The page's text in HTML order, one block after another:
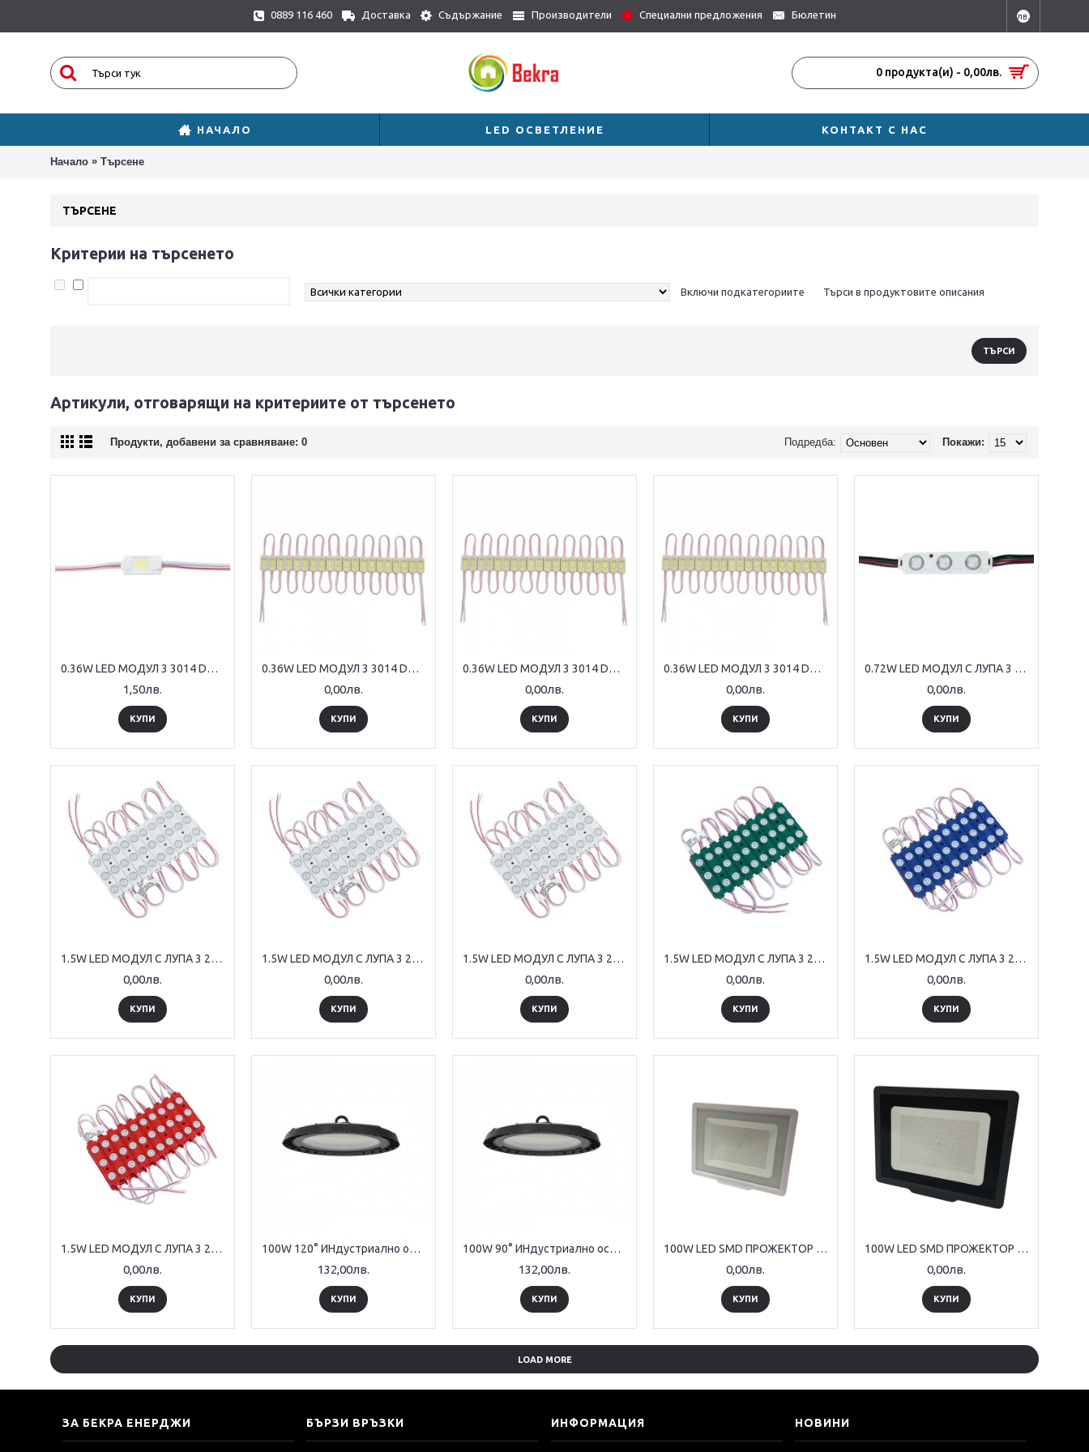
0889 116 460 Доставка Съдържание Производители Специални предложения Бюлетин лв.
0 продукта(и) - 0,00лв.
НАЧАЛО LED ОСВЕТЛЕНИЕ КОНТАКТ С НАС
Начало » Търсене
ТЪРСЕНЕ
Критерии на търсенето
Включи подкатегориите Търси в продуктовите описания
Артикули, отговарящи на критериите от търсенето
Продукти, добавени за сравняване: 0 Покажи:
Подредба:
0.36W LED МОДУЛ 3 3014 DC12V 120° 18*8*2.9mm IP65
1,50лв.
КУПИ
0.36W LED МОДУЛ 3 3014 DC12V 120° ЗЕЛЕН 18*8*2.9mm IP65
0,00лв.
КУПИ
0.36W LED МОДУЛ 3 3014 DC12V 120° СИН 18*8*2.9mm IP65
0,00лв.
КУПИ
0.36W LED МОДУЛ 3 3014 DC12V 120°ЧЕРВЕН 18*8*2.9mm IP65
0,00лв.
КУПИ
0.72W LED МОДУЛ С ЛУПА 3 5050 160° DC12V IP65 RGB 70*16*8mm
0,00лв.
КУПИ
1.5W LED МОДУЛ С ЛУПА 3 2835 160° DC12V 70*15mm IP65 10000K
0,00лв.
КУПИ
1.5W LED МОДУЛ С ЛУПА 3 2835 160° DC12V 70*15mm IP65 3000K
0,00лв.
КУПИ
1.5W LED МОДУЛ С ЛУПА 3 2835 160° DC12V 70*15mm IP65 6500K
0,00лв.
КУПИ
1.5W LED МОДУЛ С ЛУПА 3 2835 160° ЗЕЛЕН DC12V 70*15mm IP65
0,00лв.
КУПИ
1.5W LED МОДУЛ С ЛУПА 3 2835 160° СИН DC12V 70*15mm IP65
0,00лв.
КУПИ
1.5W LED МОДУЛ С ЛУПА 3 2835 160° ЧЕРВЕН DC12V 70*15mm IP65
0,00лв.
КУПИ
100W 120° ИНдустриално осветително тяло UFO
132,00лв.
КУПИ
100W 90° ИНдустриално осветително тяло UFO
132,00лв.
КУПИ
100W LED SMD ПРОЖЕКТОР 8000LM AC220-265V 120° IP65 БЯЛ
0,00лв.
КУПИ
100W LED SMD ПРОЖЕКТОР 8000LM AC220-265V 120° IP65 ЧЕРЕН
0,00лв.
КУПИ
LOAD MORE
ЗА БЕКРА ЕНЕРДЖИ БЪРЗИ ВРЪЗКИ ИНФОРМАЦИЯ НОВИНИ